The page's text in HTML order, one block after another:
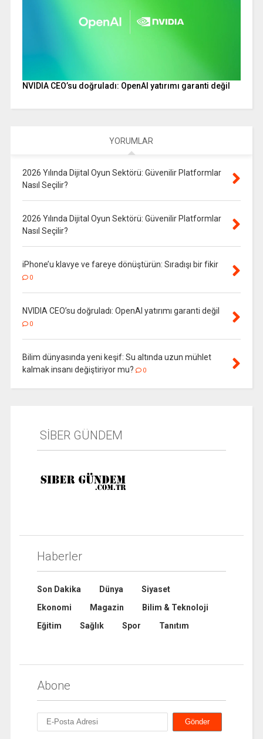
NVIDIA CEO’su doğruladı: OpenAI yatırımı garanti değil
YORUMLAR
2026 Yılında Dijital Oyun Sektörü: Güvenilir Platformlar
Nasıl Seçilir?
2026 Yılında Dijital Oyun Sektörü: Güvenilir Platformlar
Nasıl Seçilir?
iPhone’u klavye ve fareye dönüştürün: Sıradışı bir fikir
0
NVIDIA CEO’su doğruladı: OpenAI yatırımı garanti değil
0
Bilim dünyasında yeni keşif: Su altında uzun mühlet
kalmak insanı değiştiriyor mu?
0
SİBER GÜNDEM
Haberler
Son Dakika Dünya
Siyaset
Ekonomi
Magazin
Bilim & Teknoloji
Eğitim
Sağlık Spor Tanıtım
Abone